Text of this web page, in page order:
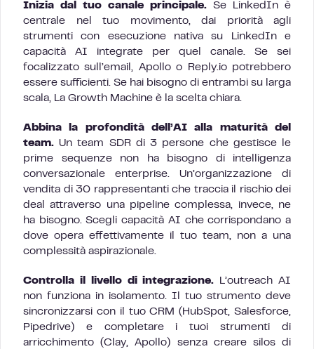
Inizia dal tuo canale principale. Se LinkedIn è
centrale nel tuo movimento, dai priorità agli
strumenti con esecuzione nativa su LinkedIn e
capacità AI integrate per quel canale. Se sei
focalizzato sull’email, Apollo o Reply.io potrebbero
essere sufficienti. Se hai bisogno di entrambi su larga
scala, La Growth Machine è la scelta chiara.
Abbina la profondità dell’AI alla maturità del
team. Un team SDR di 3 persone che gestisce le
prime sequenze non ha bisogno di intelligenza
conversazionale enterprise. Un’organizzazione di
vendita di 30 rappresentanti che traccia il rischio dei
deal attraverso una pipeline complessa, invece, ne
ha bisogno. Scegli capacità AI che corrispondano a
dove opera effettivamente il tuo team, non a una
complessità aspirazionale.
Controlla il livello di integrazione. L’outreach AI
non funziona in isolamento. Il tuo strumento deve
sincronizzarsi con il tuo CRM (HubSpot, Salesforce,
Pipedrive) e completare i tuoi strumenti di
arricchimento (Clay, Apollo) senza creare silos di